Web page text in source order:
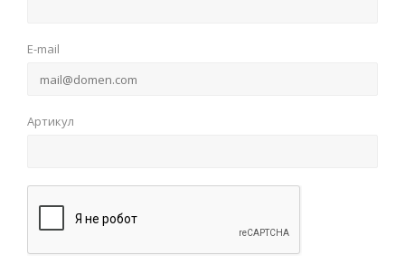
E-mail
Артикул